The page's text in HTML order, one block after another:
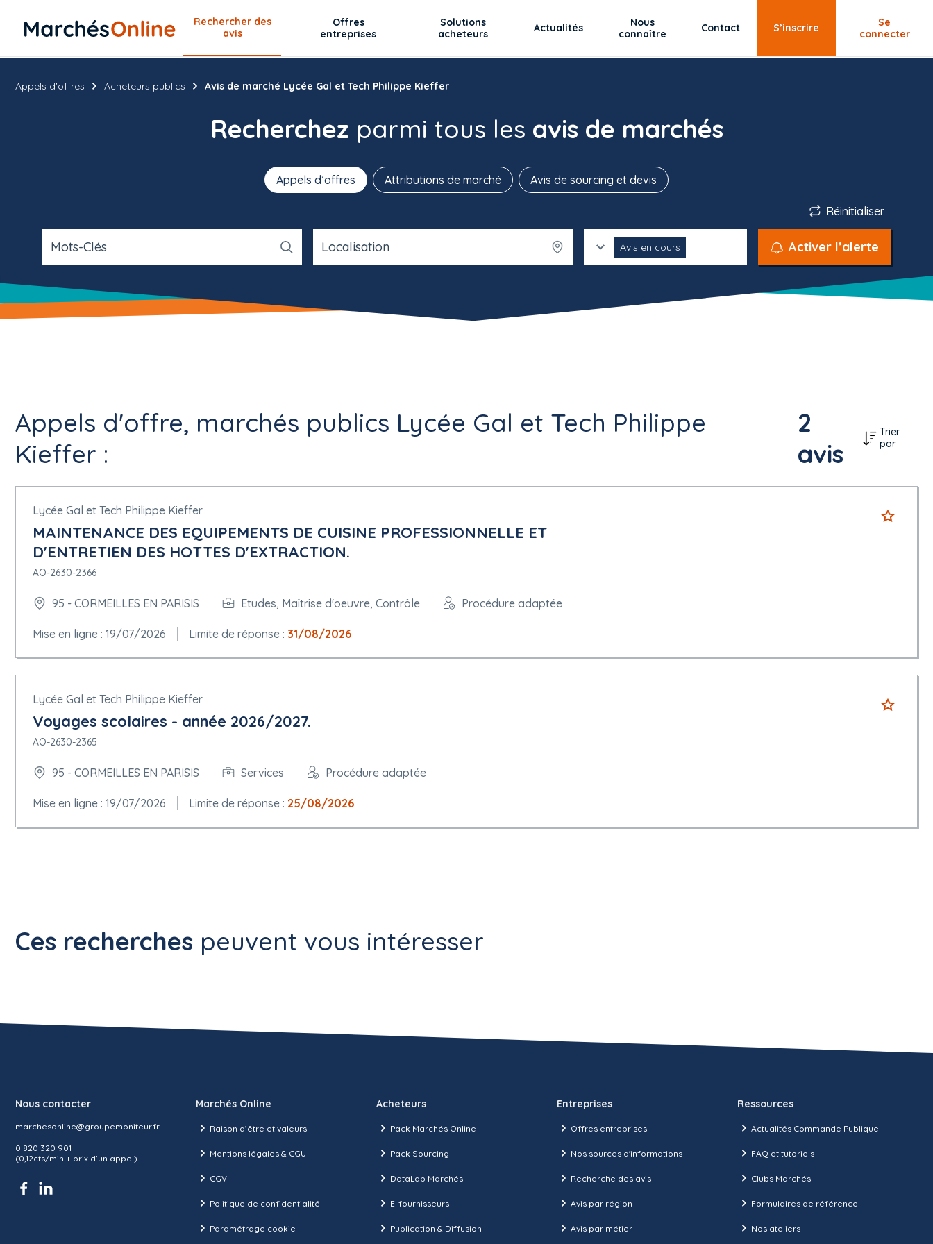
Rechercher des
avis
Offres
entreprises
Solutions
acheteurs
Actualités
Nous
connaître
Contact S’inscrire
Se
connecter
Recherchez parmi tous les avis de marchés
Appels d’offres Attributions de marché Avis de sourcing et devis
Réinitialiser
Mots-Clés Localisation Avis en cours Activer l’alerte
Appels d'offres Acheteurs publics Avis de marché Lycée Gal et Tech Philippe Kieffer
Appels d'offre, marchés publics Lycée Gal et Tech Philippe
Kieffer :
2
avis
Trier
par
Lycée Gal et Tech Philippe Kieffer
MAINTENANCE DES EQUIPEMENTS DE CUISINE PROFESSIONNELLE ET
D'ENTRETIEN DES HOTTES D'EXTRACTION.
AO-2630-2366
95 - CORMEILLES EN PARISIS Etudes, Maîtrise d'oeuvre, Contrôle Procédure adaptée
Mise en ligne : 19/07/2026 Limite de réponse : 31/08/2026
Lycée Gal et Tech Philippe Kieffer
Voyages scolaires - année 2026/2027.
AO-2630-2365
95 - CORMEILLES EN PARISIS Services Procédure adaptée
Mise en ligne : 19/07/2026 Limite de réponse : 25/08/2026
Ces recherches peuvent vous intéresser
Nous contacter
marchesonline@groupemoniteur.fr
0 820 320 901
(0,12cts/min + prix d’un appel)
Marchés Online
Raison d’être et valeurs
Mentions légales & CGU
CGV
Politique de confidentialité
Paramétrage cookie
Acheteurs
Pack Marchés Online
Pack Sourcing
DataLab Marchés
E-fournisseurs
Publication & Diffusion
Entreprises
Offres entreprises
Nos sources d'informations
Recherche des avis
Avis par région
Avis par métier
Ressources
Actualités Commande Publique
FAQ et tutoriels
Clubs Marchés
Formulaires de référence
Nos ateliers